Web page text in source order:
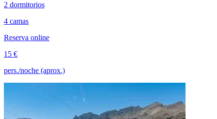
2 dormitorios
4 camas
Reserva online
15 €
pers./noche (aprox.)